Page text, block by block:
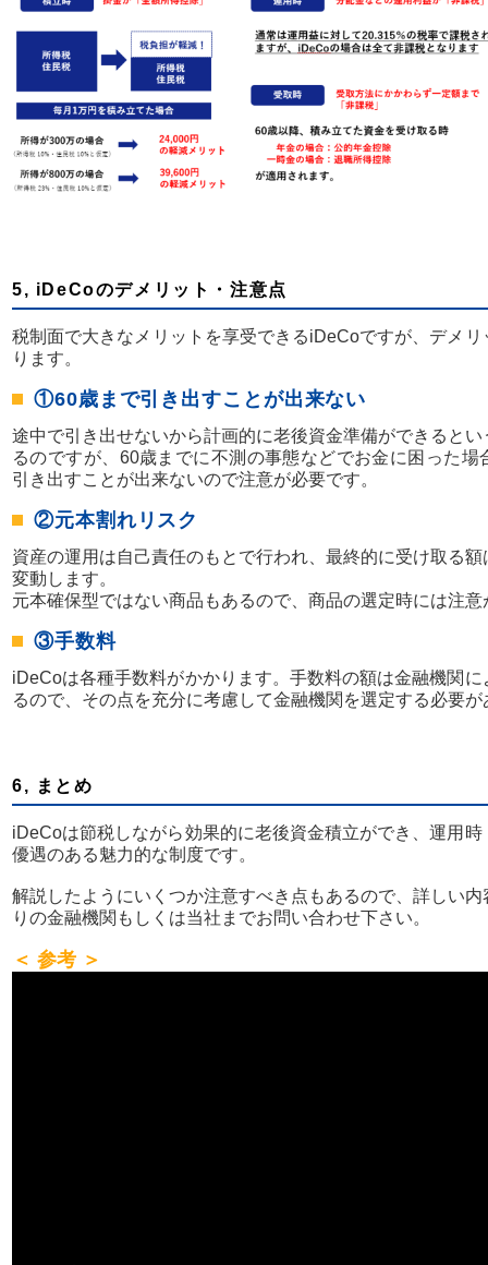
5, iDeCoのデメリット・注意点
税制面で大きなメリットを享受できるiDeCoですが、デメリ
ります。
①60歳まで引き出すことが出来ない
途中で引き出せないから計画的に老後資金準備ができると
るのですが、60歳までに不測の事態などでお金に困った場
引き出すことが出来ないので注意が必要です。
②元本割れリスク
資産の運用は自己責任のもとで行われ、最終的に受け取る
変動します。
元本確保型ではない商品もあるので、商品の選定時には注意
③手数料
iDeCoは各種手数料がかかります。手数料の額は金融機関
るので、その点を充分に考慮して金融機関を選定する必要が
6, まとめ
iDeCoは節税しながら効果的に老後資金積立ができ、運用
優遇のある魅力的な制度です。
解説したようにいくつか注意すべき点もあるので、詳しい
りの金融機関もしくは当社までお問い合わせ下さい。
＜ 参考 ＞